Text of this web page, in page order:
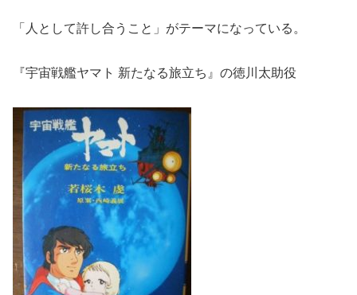
「人として許し合うこと」がテーマになっている。
『宇宙戦艦ヤマト 新たなる旅立ち』の徳川太助役